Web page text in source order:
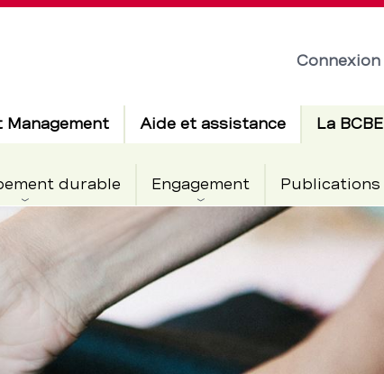
Management Aide et assistance La BCBE
durable Engagement Publications